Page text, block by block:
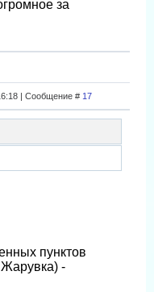
за
| Сообщение # 17
пунктов
-